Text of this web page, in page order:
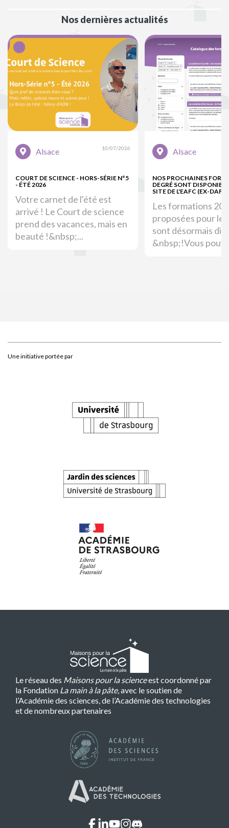
Nos dernières actualités
Alsace 10/07/2026
COURT DE SCIENCE - HORS-SÉRIE N°5
- ÉTÉ 2026
Votre carnet de l'été est
arrivé ! Le Court de science
prend des vacances, mais en
beauté !&nbsp;...
Alsace
NOS PROCHAINES
DEGRÉ SONT
SITE DE L'EAFC (EX-
Les formations
proposées pour le
sont désormais
&nbsp;!Vous
Une initiative portée par
Le réseau des Maisons pour la scienceest coordonné par
la Fondation La main à la pâte, avec le soutien de
l’Académie des sciences, de l’Académie des technologies
et de nombreux partenaires
facebook
linkedinyoutube